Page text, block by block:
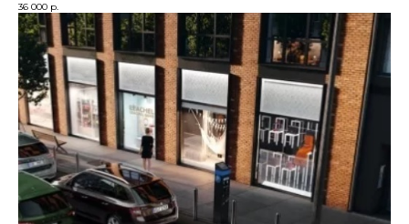
36 000 р.